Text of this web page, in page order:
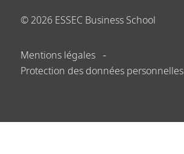
© 2026 ESSEC Business School
Mentions légales
Protection des données personnelles